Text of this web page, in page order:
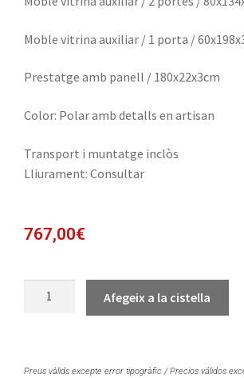
Moble vitrina auxiliar / 1 porta /
Prestatge amb panell / 180x22x3cm
Color: Polar amb detalls en artisan
Transport i muntatge inclòs
Lliurament: Consultar
767,00€
Afegeix a la cistella
Preus vàlids excepte error tipogràfic / Precios válidos